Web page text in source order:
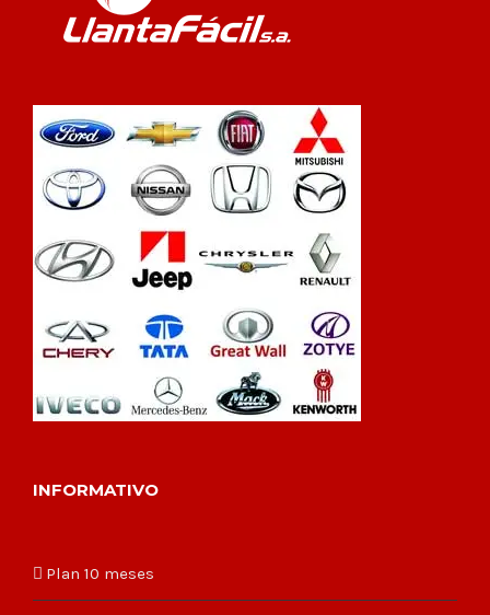
INFORMATIVO
Plan 10 meses